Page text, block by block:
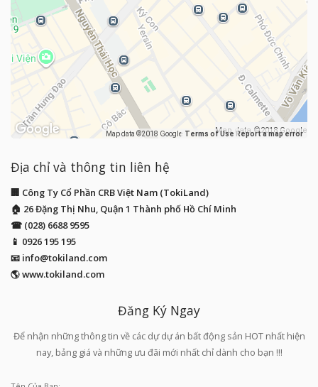
Map data ©2018 Google Map data ©2018 Google
Terms of Use Report a map error
Địa chỉ và thông tin liên hệ
🏢 Công Ty Cổ Phần CRB Việt Nam (TokiLand)
🏠 26 Đặng Thị Nhu, Quận 1 Thành phố Hồ Chí Minh
☎ (028) 6688 9595
📱 0926 195 195
📧 info@tokiland.com
🌎 www.tokiland.com
Đăng Ký Ngay
Để nhận những thông tin về các dự dự án bất động sản HOT nhất hiện
nay, bảng giá và những ưu đãi mới nhất chỉ dành cho bạn !!!